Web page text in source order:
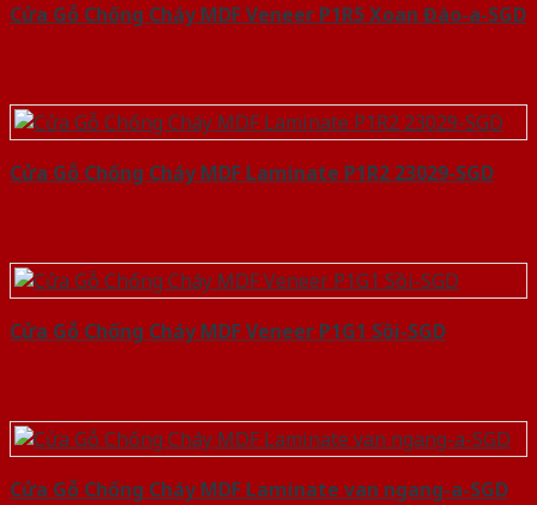
Cửa Gỗ Chống Cháy MDF Veneer P1R5 Xoan Đào-a-SGD
Cửa Gỗ Chống Cháy MDF Laminate P1R2 23029-SGD
Cửa Gỗ Chống Cháy MDF Veneer P1G1 Sồi-SGD
Cửa Gỗ Chống Cháy MDF Laminate van ngang-a-SGD